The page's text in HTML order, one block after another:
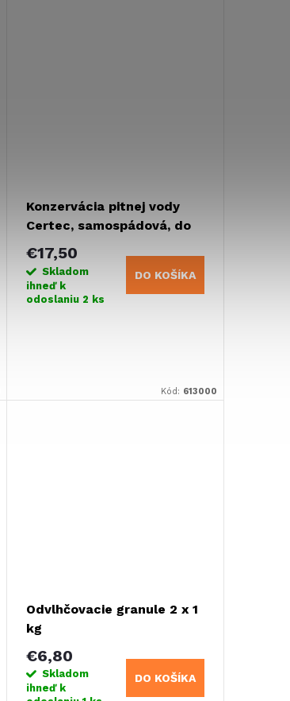
Konzervácia pitnej vody
Certec, samospádová, do
30 l
€17,50
Skladom
ihneď k
odoslaniu 2 ks
DO KOŠÍKA
Kód: 613000
Odvlhčovacie granule 2 x 1
kg
€6,80
Skladom
ihneď k
DO KOŠÍKA